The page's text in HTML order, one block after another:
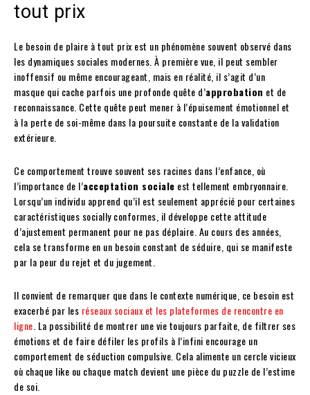
tout prix
Le besoin de plaire à tout prix est un phénomène souvent observé dans
les dynamiques sociales modernes. À première vue, il peut sembler
inoffensif ou même encourageant, mais en réalité, il s’agit d’un
masque qui cache parfois une profonde quête d’approbation et de
reconnaissance. Cette quête peut mener à l’épuisement émotionnel et
à la perte de soi-même dans la poursuite constante de la validation
extérieure.
Ce comportement trouve souvent ses racines dans l’enfance, où
l’importance de l’acceptation sociale est tellement embryonnaire.
Lorsqu’un individu apprend qu’il est seulement apprécié pour certaines
caractéristiques socially conformes, il développe cette attitude
d’ajustement permanent pour ne pas déplaire. Au cours des années,
cela se transforme en un besoin constant de séduire, qui se manifeste
par la peur du rejet et du jugement.
Il convient de remarquer que dans le contexte numérique, ce besoin est
exacerbé par les réseaux sociaux et les plateformes de rencontre en
ligne. La possibilité de montrer une vie toujours parfaite, de filtrer ses
émotions et de faire défiler les profils à l’infini encourage un
comportement de séduction compulsive. Cela alimente un cercle vicieux
où chaque like ou chaque match devient une pièce du puzzle de l’estime
de soi.